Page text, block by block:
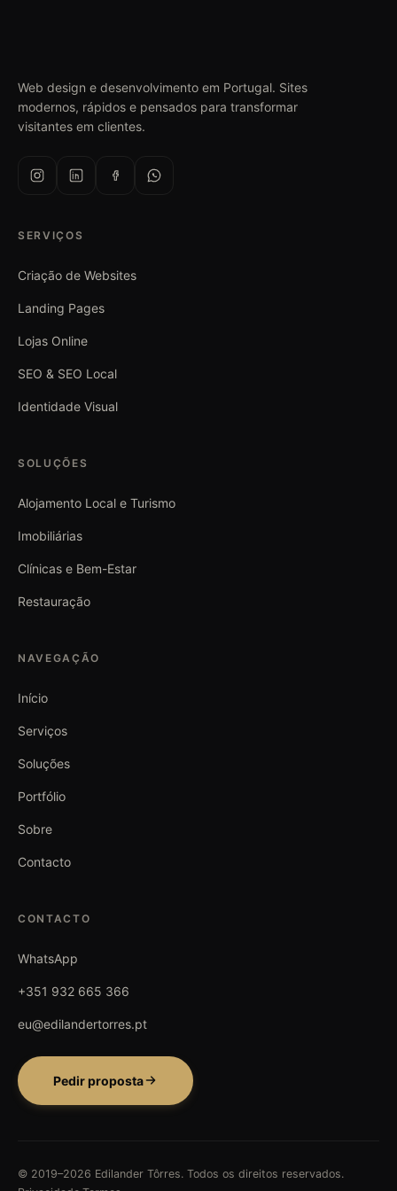
Web design e desenvolvimento em Portugal. Sites
modernos, rápidos e pensados para transformar
visitantes em clientes.
SERVIÇOS
Criação de Websites
Landing Pages
Lojas Online
SEO & SEO Local
Identidade Visual
SOLUÇÕES
Alojamento Local e Turismo
Imobiliárias
Clínicas e Bem-Estar
Restauração
NAVEGAÇÃO
Início
Serviços
Soluções
Portfólio
Sobre
Contacto
CONTACTO
WhatsApp
+351 932 665 366
eu@edilandertorres.pt
Pedir proposta
© 2019–2026 Edilander Tôrres. Todos os direitos reservados.